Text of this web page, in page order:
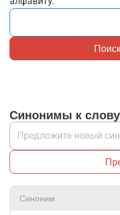
Синонимы к
Синоним